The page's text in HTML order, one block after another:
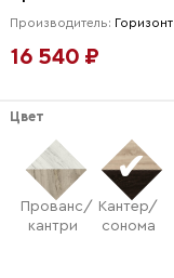
Производитель: Горизонт
16 540 ₽
Цвет
Прованс/
кантри
Кантер/
сонома